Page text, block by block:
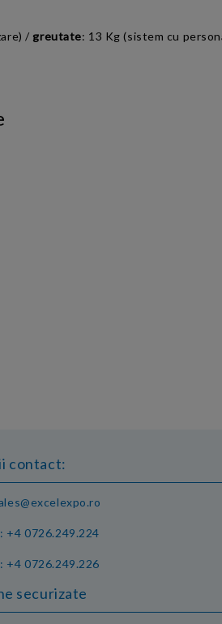
/greutate: 13 Kg (sistem cu
contact:
+4 0726.249.224
+4 0726.249.226
securizate